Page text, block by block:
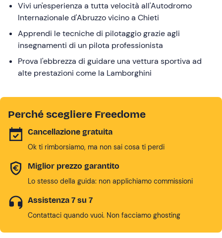
shortcuts
changing
dates.
Vivi un'esperienza a tutta velocità all'Autodromo
Internazionale d'Abruzzo vicino a Chieti
Apprendi le tecniche di pilotaggio grazie agli
insegnamenti di un pilota professionista
Prova l'ebbrezza di guidare una vettura sportiva ad
alte prestazioni come la Lamborghini
Perché scegliere Freedome
Cancellazione gratuita
Ok ti rimborsiamo, ma non sai cosa ti perdi
Miglior prezzo garantito
Lo stesso della guida: non applichiamo commissioni
Assistenza 7 su 7
Contattaci quando vuoi. Non facciamo ghosting